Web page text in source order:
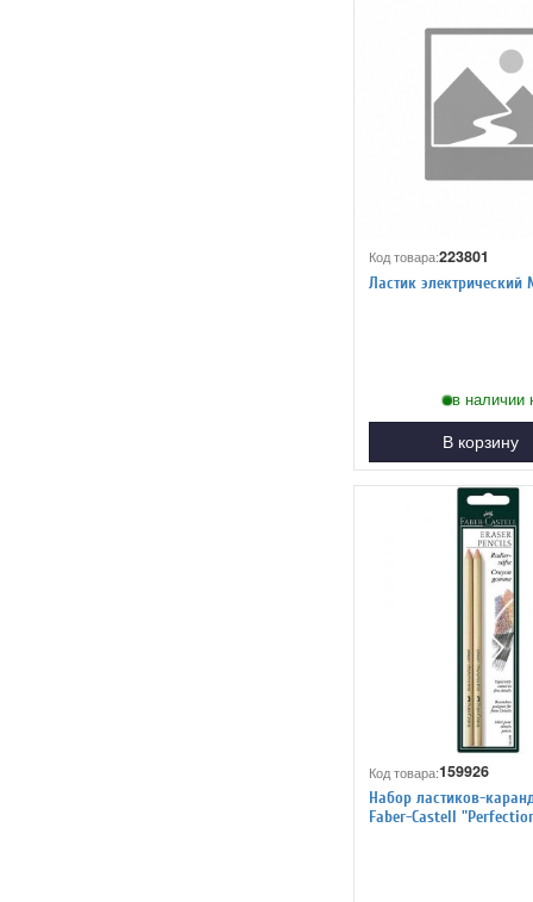
Код товара:223801
Ластик электрический
в наличии
В корзину
Код товара:159926
Набор ластиков-
Faber-Castell